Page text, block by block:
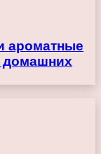
ароматные
домашних